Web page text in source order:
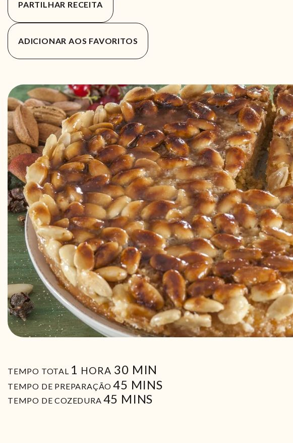
PARTILHAR RECEITA
ADICIONAR AOS FAVORITOS
TEMPO TOTAL 1 HORA
HORA 30 MIN
MIN
TEMPO DE PREPARAÇÃO 45 MIN
MINS
TEMPO DE COZEDURA 45 MIN
MINS